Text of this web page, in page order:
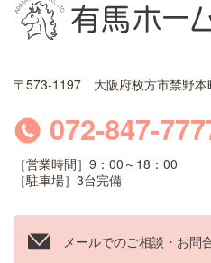
〒573-1197 大阪府枚方市禁野本
072-847-
［営業時間］9：00～18：00
［駐車場］3台完備
メールでのご相談・お問